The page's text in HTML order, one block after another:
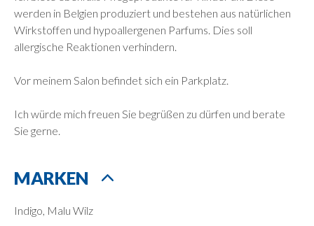
werden in Belgien produziert und bestehen aus natürlichen
Wirkstoffen und hypoallergenen Parfums. Dies soll
allergische Reaktionen verhindern.
Vor meinem Salon befindet sich ein Parkplatz.
Ich würde mich freuen Sie begrüßen zu dürfen und berate
Sie gerne.
MARKEN
Indigo, Malu Wilz